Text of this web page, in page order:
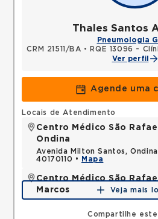
Thales Santos
Pneumologia
CRM 21511/BA • RQE 13096 -
Ver perfil
Agende uma
Compartilhe
Locais de Atendimento
Centro Médico São
Ondina
Avenida Milton Santos,
40170110 •
Mapa
Centro Médico São
Marcos
Rua Sao Rafael, Sao Marcos,
Mapa
Veja mais